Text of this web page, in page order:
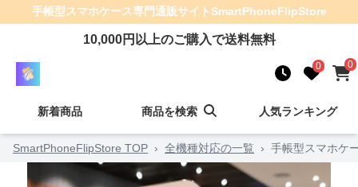
手帳型スマホケース専門通販サイトSmartPhoneFlipStore
10,000円以上のご購入で送料無料
0 0
新着商品 商品を検索 人気ランキング
SmartPhoneFlipStore TOP › 全機種対応の一覧 › 手帳型スマホケ